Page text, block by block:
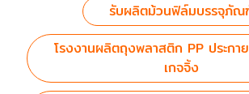
รับผลิตม้วนฟิล์มบรรจุภัณ
โรงงานผลิตถุงพลาสติก PP ประกา
เกจจิ้ง